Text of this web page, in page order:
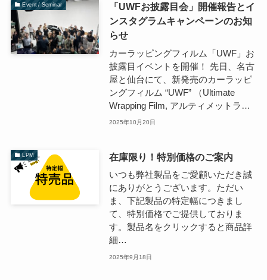
Event / Seminar
「UWFお披露目会」開催報告とイ
ンスタグラムキャンペーンのお知
らせ
カーラッピングフィルム「UWF」お
披露目イベントを開催！ 先日、名古
屋と仙台にて、新発売のカーラッピ
ングフィルム “UWF” （Ultimate
Wrapping Film, アルティメットラ…
2025年10月20日
LPM 在庫限り！特別価格のご案内
いつも弊社製品をご愛顧いただき誠
にありがとうございます。ただい
ま、下記製品の特定幅につきまし
て、特別価格でご提供しておりま
す。製品名をクリックすると商品詳
細…
2025年9月18日